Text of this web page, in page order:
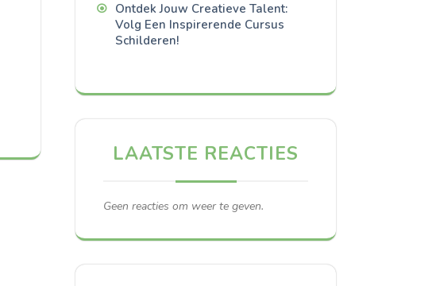
Ontdek Jouw Creatieve Talent:
Volg Een Inspirerende Cursus
Schilderen!
LAATSTE REACTIES
Geen reacties om weer te geven.